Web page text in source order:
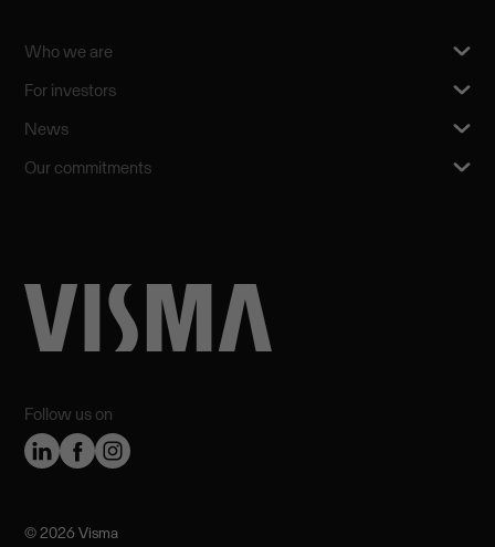
Follow us on
Who we are
For investors
News
Our commitments
©️ 2026 Visma